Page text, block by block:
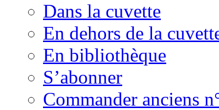
Dans la cuvette
En dehors de la
En bibliothèque
S’abonner
Commander anciens